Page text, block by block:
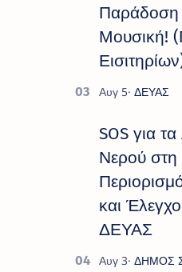
Παράδοση
Μουσική!
SOS για
Νερού
και
ΔΕΥΑΣ